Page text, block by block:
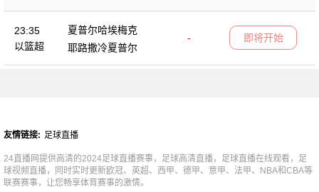
23:35
以篮超
夏普尔哈埃梅克
-
耶路撒冷夏普尔
即将开始
友情链接: 足球直播
24直播网提供高清的2024足球直播赛事，足球高清直播，足球直播在线观看，足
球视频直播，同时实时更新欧冠、英超、西甲、德甲、意甲、法甲、NBA和CBA等
联赛赛事，让您畅享体育赛事的激情。